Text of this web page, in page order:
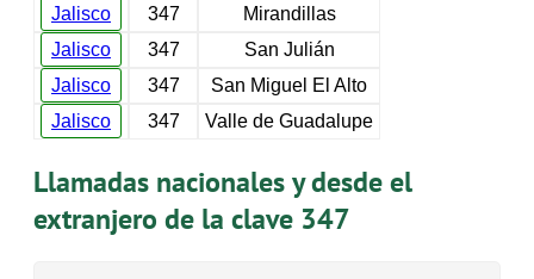
Jalisco
347
Mirandillas
Jalisco
347
San Julián
Jalisco
347
San Miguel El Alto
Jalisco
347 Valle de Guadalupe
Llamadas nacionales y desde el
extranjero de la clave 347